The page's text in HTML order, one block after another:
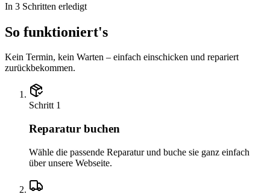
In 3 Schritten erledigt
So funktioniert's
Kein Termin, kein Warten – einfach einschicken und repariert
zurückbekommen.
Schritt 1
Reparatur buchen
Wähle die passende Reparatur und buche sie ganz einfach
über unsere Webseite.